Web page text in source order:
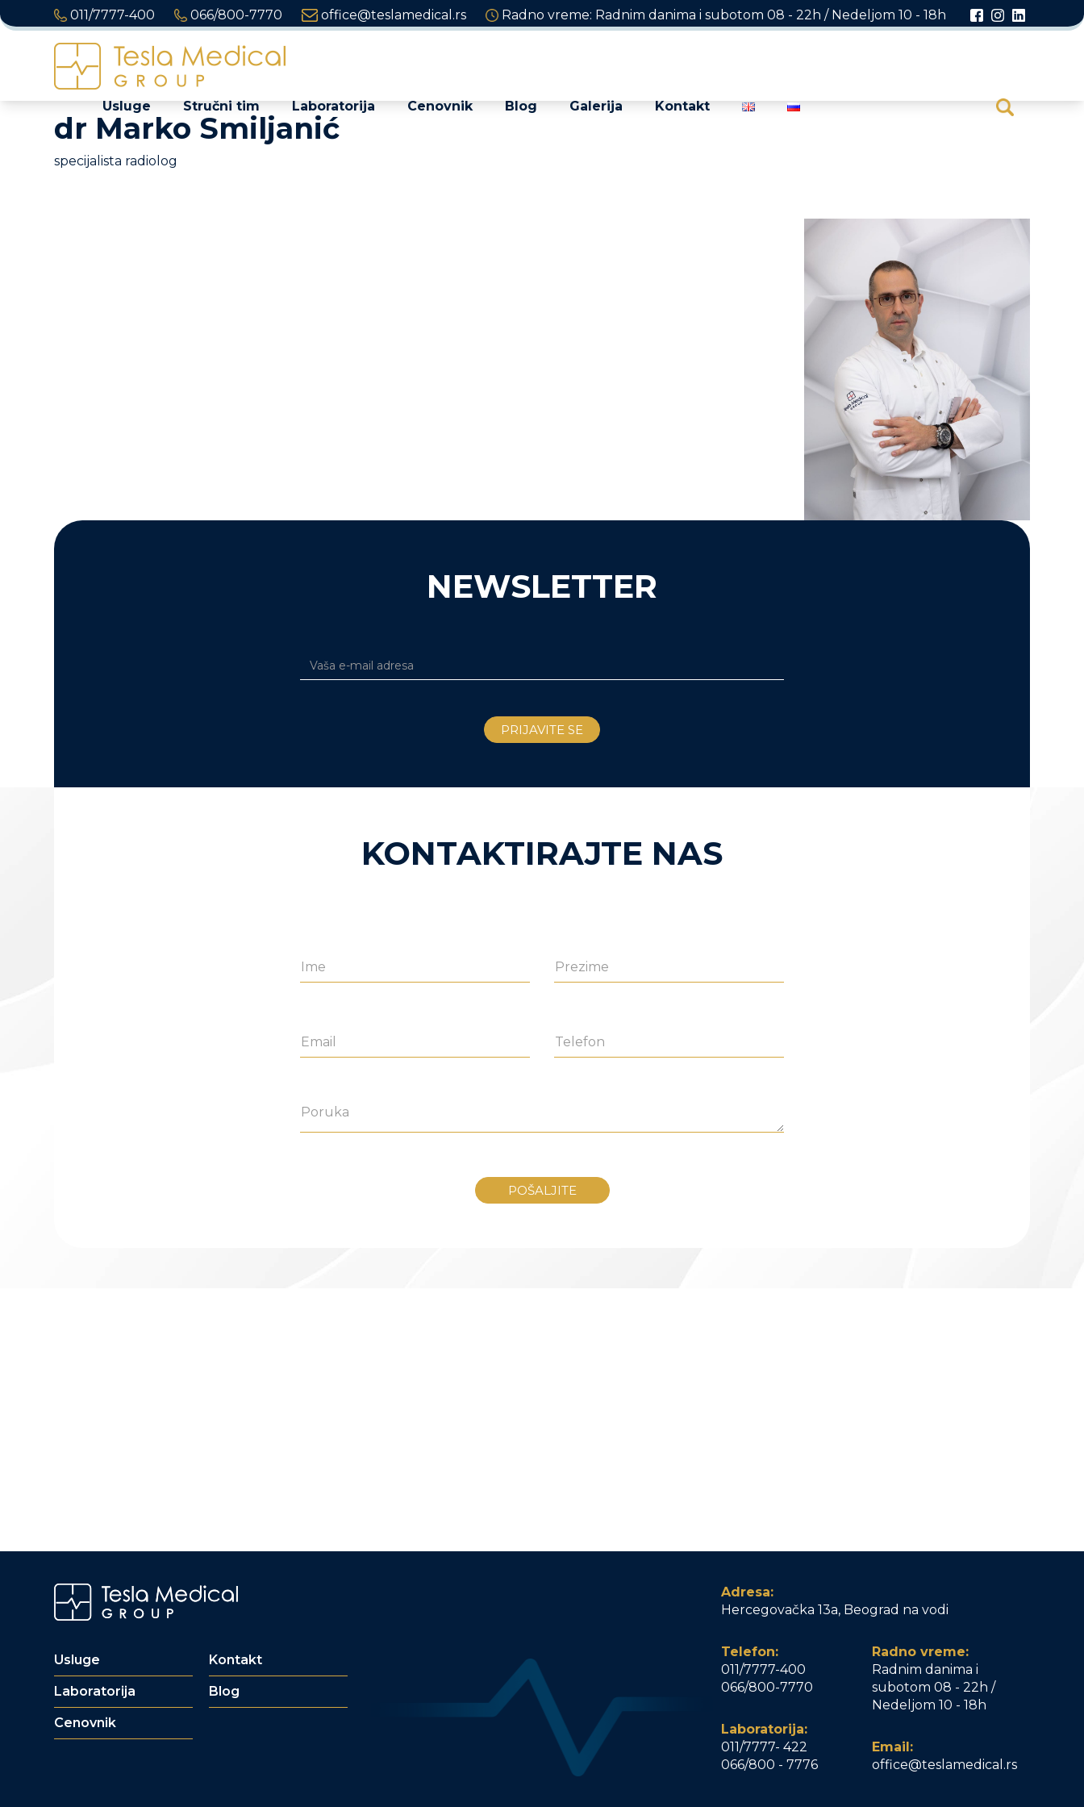
011/7777-400 066/800-7770 office@teslamedical.rs Radno vreme: Radnim danima i subotom 08 - 22h / Nedeljom 10 - 18h
Usluge Stručni tim Laboratorija Cenovnik Blog Galerija Kontakt
dr Marko Smiljanić
specijalista radiolog
NEWSLETTER
KONTAKTIRAJTE NAS
Usluge Kontakt
Laboratorija Blog
Cenovnik
Adresa:
Hercegovačka 13a, Beograd na vodi
Telefon:
011/7777-400
066/800-7770
Laboratorija:
011/7777- 422
066/800 - 7776
Radno vreme:
Radnim danima i
subotom 08 - 22h /
Nedeljom 10 - 18h
Email:
office@teslamedical.rs